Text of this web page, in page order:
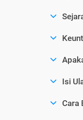
Isi
Cara